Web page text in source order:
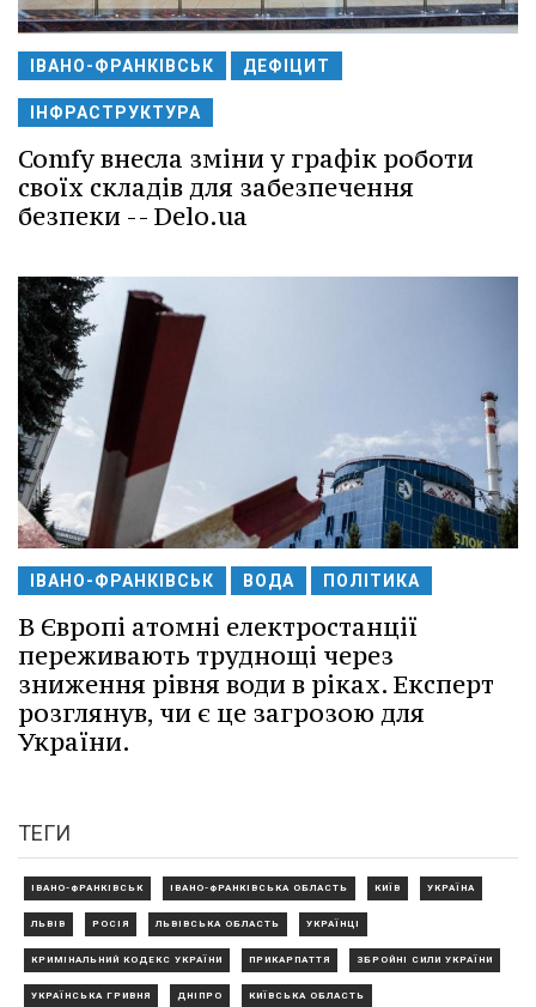
ІВАНО-ФРАНКІВСЬК ДЕФІЦИТ
ІНФРАСТРУКТУРА
Comfy внесла зміни у графік роботи
своїх складів для забезпечення
безпеки -- Delo.ua
ІВАНО-ФРАНКІВСЬК ВОДА ПОЛІТИКА
В Європі атомні електростанції
переживають труднощі через
зниження рівня води в ріках. Експерт
розглянув, чи є це загрозою для
України.
ТЕГИ
ІВАНО-ФРАНКІВСЬК ІВАНО-ФРАНКІВСЬКА ОБЛАСТЬ КИЇВ УКРАЇНА
ЛЬВІВ РОСІЯ ЛЬВІВСЬКА ОБЛАСТЬ УКРАЇНЦІ
КРИМІНАЛЬНИЙ КОДЕКС УКРАЇНИ ПРИКАРПАТТЯ ЗБРОЙНІ СИЛИ УКРАЇНИ
УКРАЇНСЬКА ГРИВНЯ ДНІПРО КИЇВСЬКА ОБЛАСТЬ